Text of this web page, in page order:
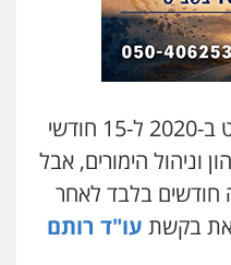
תעבורה אסירים
ברגיג, טייקון הימורים, נשפט ב-2020 ל-15 חודשי
וניהול הימורים, אבל
חודשים בלבד לאחר
את בקשת עו"ד רותם